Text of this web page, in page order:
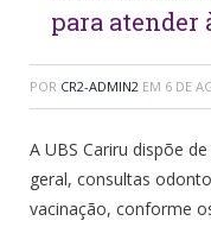
para atender
POR CR2-ADMIN2 EM 6 DE
A UBS Cariru dispõe
geral, consultas
vacinação, conforme